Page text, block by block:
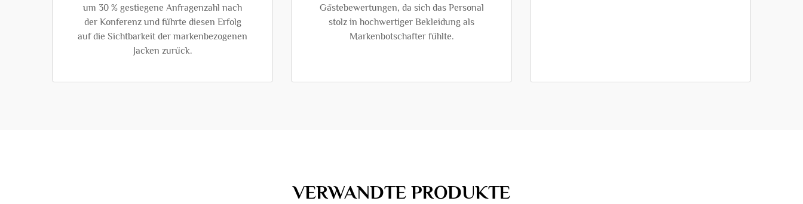
um 30 % gestiegene Anfragenzahl nach
der Konferenz und führte diesen Erfolg
auf die Sichtbarkeit der markenbezogenen
Jacken zurück.
Gästebewertungen, da sich das Personal
stolz in hochwertiger Bekleidung als
Markenbotschafter fühlte.
VERWANDTE PRODUKTE